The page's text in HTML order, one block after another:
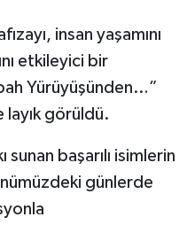
insan yaşamını
etkileyici bir
Yürüyüşünden…”
layık görüldü.
başarılı isimlerin
günlerde